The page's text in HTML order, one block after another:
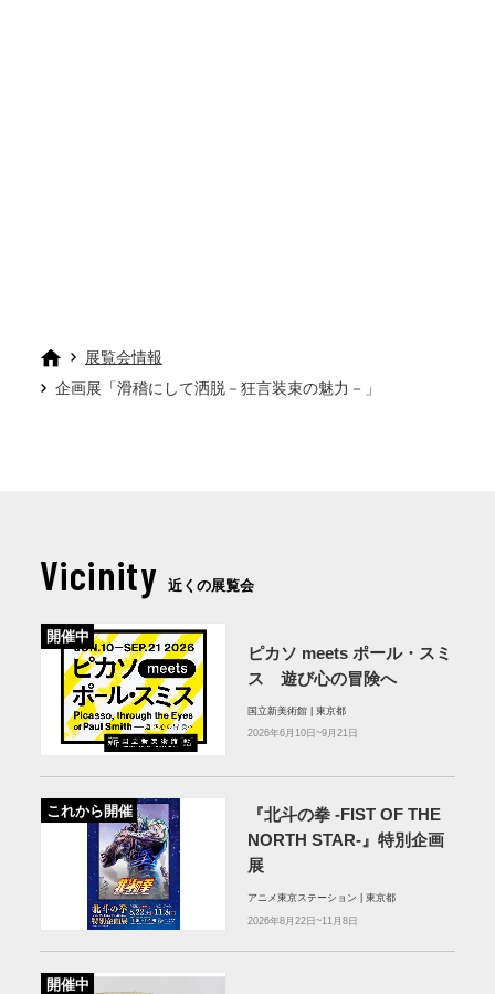
展覧会情報
企画展「滑稽にして洒脱－狂言装束の魅力－」
Vicinity 近くの展覧会
開催中
ピカソ meets ポール・スミ
ス 遊び心の冒険へ
国立新美術館 | 東京都
2026年6月10日~9月21日
これから開催
『北斗の拳 -FIST OF THE
NORTH STAR-』特別企画
展
アニメ東京ステーション | 東京都
2026年8月22日~11月8日
開催中